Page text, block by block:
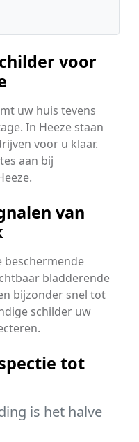
voor
uw huis tevens
In Heeze staan
voor u klaar.
aan bij
van
beschermende
bladderende
bijzonder snel tot
schilder uw
tot
is het halve